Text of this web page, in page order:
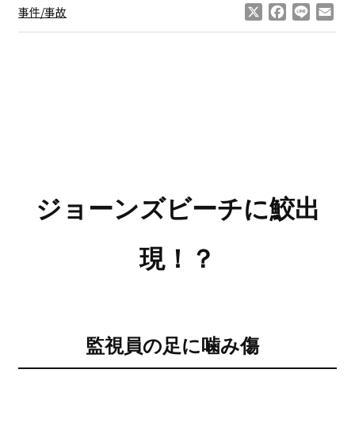
事件/事故 Facebook
Line
ジョーンズビーチに鮫出
現！？
監視員の足に噛み傷